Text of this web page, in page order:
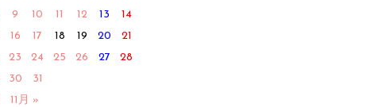
9 10 11 12 13
14
16 17 18 19 20
21
23 24 25 26 27
28
30
31
11月 »